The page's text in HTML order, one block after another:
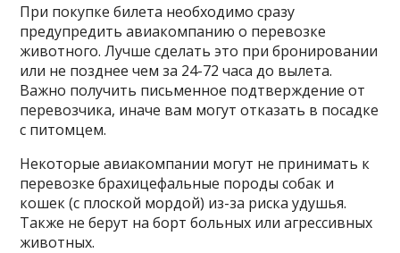
При покупке билета необходимо сразу
предупредить авиакомпанию о перевозке
животного. Лучше сделать это при бронировании
или не позднее чем за 24-72 часа до вылета.
Важно получить письменное подтверждение от
перевозчика, иначе вам могут отказать в посадке
с питомцем.
Некоторые авиакомпании могут не принимать к
перевозке брахицефальные породы собак и
кошек (с плоской мордой) из-за риска удушья.
Также не берут на борт больных или агрессивных
животных.